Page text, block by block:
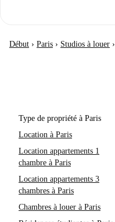
Début › Paris › Studios à louer ›
Type de propriété à Paris
Location à Paris
Location appartements 1
chambre à Paris
Location appartements 3
chambres à Paris
Chambres à louer à Paris